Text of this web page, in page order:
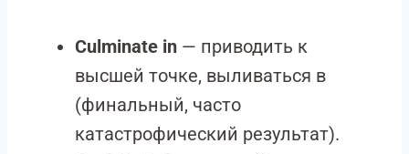
Culminate in — приводить к
высшей точке, выливаться в
(финальный, часто
катастрофический результат).